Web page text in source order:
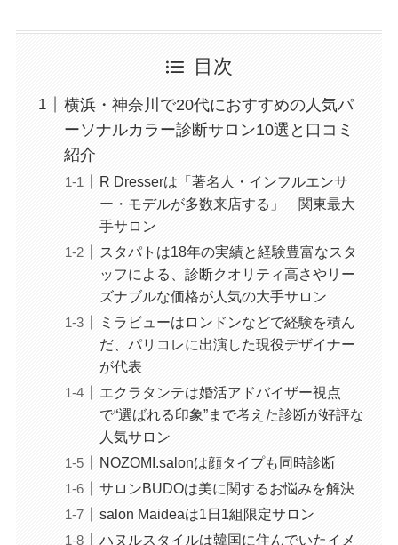
目次
横浜・神奈川で20代におすすめの人気パ
ーソナルカラー診断サロン10選と口コミ
紹介
R Dresserは「著名人・インフルエンサ
ー・モデルが多数来店する」 関東最大
手サロン
スタパトは18年の実績と経験豊富なスタ
ッフによる、診断クオリティ高さやリー
ズナブルな価格が人気の大手サロン
ミラビューはロンドンなどで経験を積ん
だ、パリコレに出演した現役デザイナー
が代表
エクラタンテは婚活アドバイザー視点
で“選ばれる印象”まで考えた診断が好評な
人気サロン
NOZOMI.salonは顔タイプも同時診断
サロンBUDOは美に関するお悩みを解決
salon Maideaは1日1組限定サロン
ハヌルスタイルは韓国に住んでいたイメ